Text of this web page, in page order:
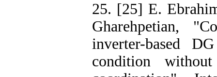
25. [25] E.
Gharehpetian,
inverter-based
condition